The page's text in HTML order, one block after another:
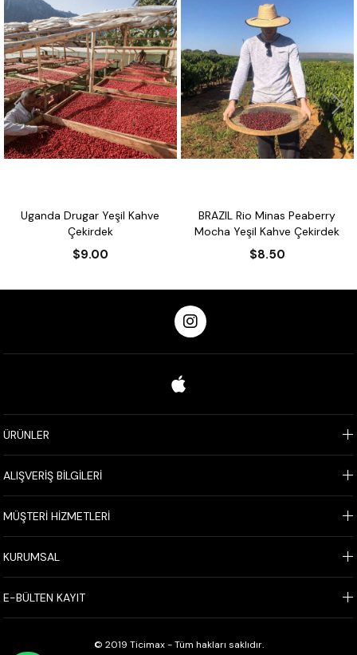
Drugar Yeşil Kahve
BRAZIL Rio Minas Peaberry
Mocha Yeşil Kahve Çekirdek
Brazil
ÜRÜNLER
ALIŞVERİŞ BİLGİLERİ
MÜŞTERİ HİZMETLERİ
KURUMSAL
E-BÜLTEN KAYIT
© 2019 Ticimax - Tüm hakları saklıdır.